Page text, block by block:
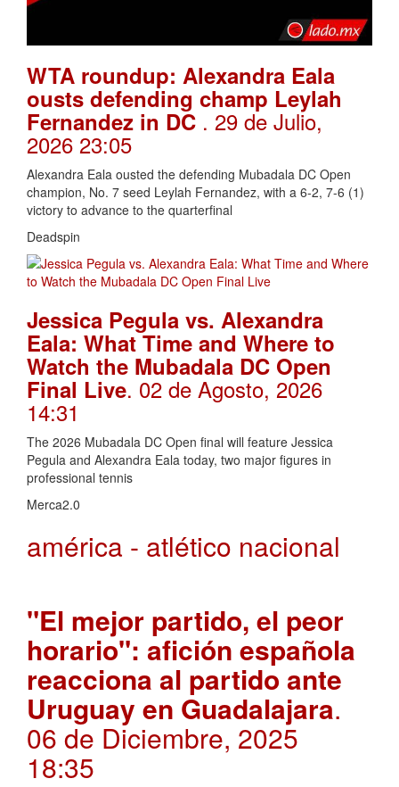
WTA roundup: Alexandra Eala
ousts defending champ Leylah
Fernandez in DC . 29 de Julio,
2026 23:05
Alexandra Eala ousted the defending Mubadala DC Open
champion, No. 7 seed Leylah Fernandez, with a 6-2, 7-6 (1)
victory to advance to the quarterfinal
Deadspin
Jessica Pegula vs. Alexandra
Eala: What Time and Where to
Watch the Mubadala DC Open
Final Live. 02 de Agosto, 2026
14:31
The 2026 Mubadala DC Open final will feature Jessica
Pegula and Alexandra Eala today, two major figures in
professional tennis
Merca2.0
américa - atlético nacional
"El mejor partido, el peor
horario": afición española
reacciona al partido ante
Uruguay en Guadalajara.
06 de Diciembre, 2025
18:35